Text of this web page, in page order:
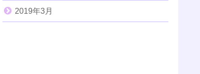
2019年3月